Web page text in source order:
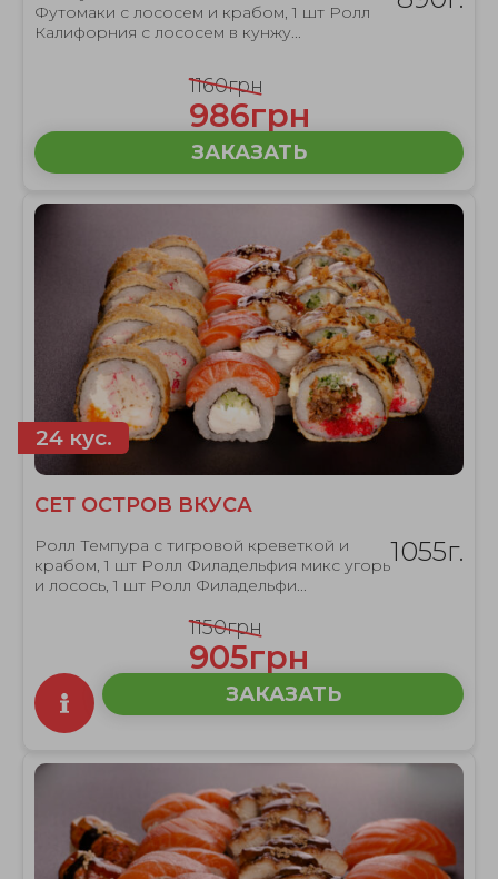
Футомаки с лососем и крабом, 1 шт Ролл
Калифорния с лососем в кунжу...
1160грн
986грн
ЗАКАЗАТЬ
24 кус.
СЕТ ОСТРОВ ВКУСА
Ролл Темпура с тигровой креветкой и
крабом, 1 шт Ролл Филадельфия микс угорь
и лосось, 1 шт Ролл Филадельфи...
1055г.
1150грн
905грн
ЗАКАЗАТЬ